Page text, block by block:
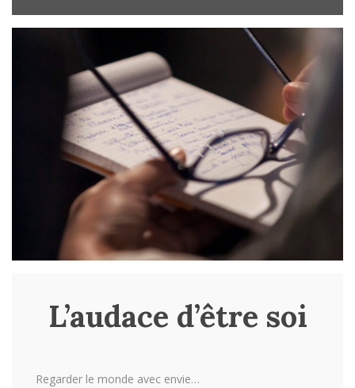
L’audace d’être soi
Regarder le monde avec envie…